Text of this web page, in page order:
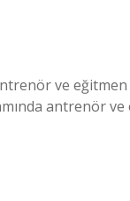
ve eğitmen
antrenör